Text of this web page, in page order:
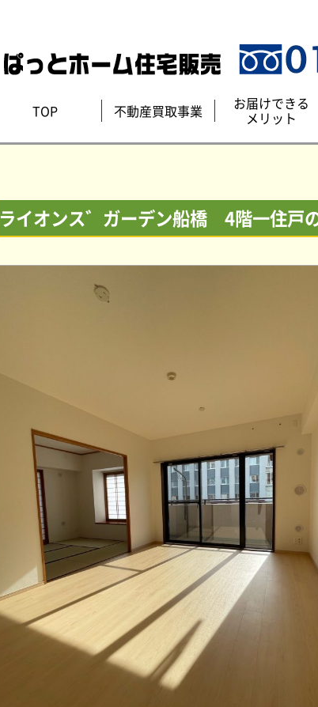
TOP 不動産買取事業 お届けできる
メリット
ライオンス゛ガーデン船橋 4階一住戸